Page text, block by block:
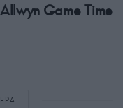
Game Time